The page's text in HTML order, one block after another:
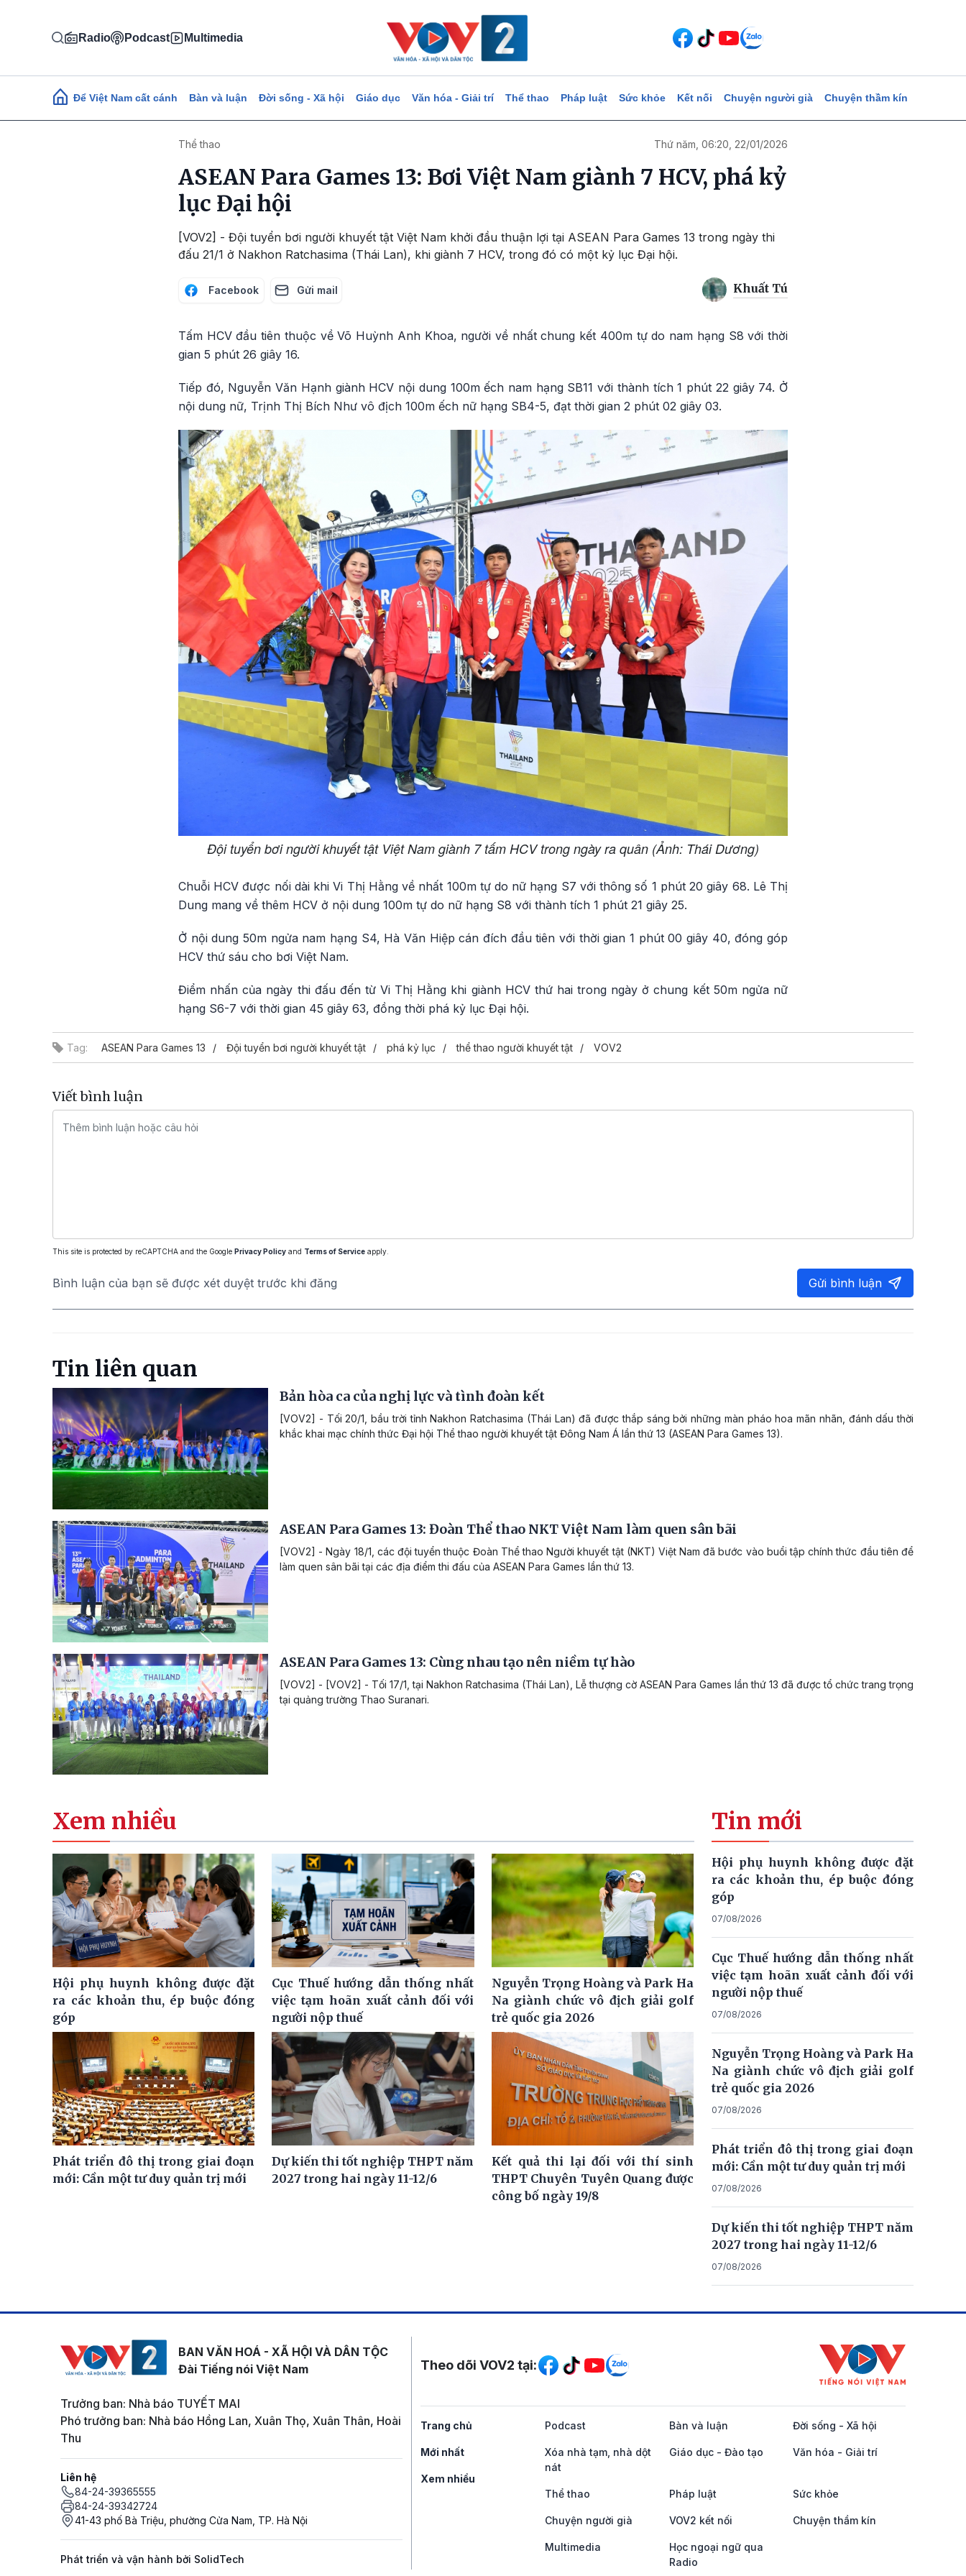
Radio Podcast Multimedia
Main navigation
Để Việt Nam cất cánh Bàn và luận Đời sống - Xã hội Giáo dục Văn hóa - Giải trí Thể thao Pháp luật Sức khỏe Kết nối Chuyện người già Chuyện thầm kín
Thể thao Thứ năm, 06:20, 22/01/2026
ASEAN Para Games 13: Bơi Việt Nam giành 7 HCV, phá kỷ
lục Đại hội
[VOV2] - Đội tuyển bơi người khuyết tật Việt Nam khởi đầu thuận lợi tại ASEAN Para Games 13 trong ngày thi
đấu 21/1 ở Nakhon Ratchasima (Thái Lan), khi giành 7 HCV, trong đó có một kỷ lục Đại hội.
Facebook Gửi mail Khuất Tú
Tấm HCV đầu tiên thuộc về Võ Huỳnh Anh Khoa, người về nhất chung kết 400m tự do nam hạng S8 với thời
gian 5 phút 26 giây 16.
Tiếp đó, Nguyễn Văn Hạnh giành HCV nội dung 100m ếch nam hạng SB11 với thành tích 1 phút 22 giây 74. Ở
nội dung nữ, Trịnh Thị Bích Như vô địch 100m ếch nữ hạng SB4-5, đạt thời gian 2 phút 02 giây 03.
Đội tuyển bơi người khuyết tật Việt Nam giành 7 tấm HCV trong ngày ra quân (Ảnh: Thái Dương)
Chuỗi HCV được nối dài khi Vi Thị Hằng về nhất 100m tự do nữ hạng S7 với thông số 1 phút 20 giây 68. Lê Thị
Dung mang về thêm HCV ở nội dung 100m tự do nữ hạng S8 với thành tích 1 phút 21 giây 25.
Ở nội dung 50m ngửa nam hạng S4, Hà Văn Hiệp cán đích đầu tiên với thời gian 1 phút 00 giây 40, đóng góp
HCV thứ sáu cho bơi Việt Nam.
Điểm nhấn của ngày thi đấu đến từ Vi Thị Hằng khi giành HCV thứ hai trong ngày ở chung kết 50m ngửa nữ
hạng S6-7 với thời gian 45 giây 63, đồng thời phá kỷ lục Đại hội.
Tag: ASEAN Para Games 13 Đội tuyển bơi người khuyết tật phá kỷ lục thể thao người khuyết tật VOV2
Viết bình luận
This site is protected by reCAPTCHA and the Google Privacy Policy and Terms of Service apply.
Bình luận của bạn sẽ được xét duyệt trước khi đăng Gửi bình luận
Tin liên quan
Bản hòa ca của nghị lực và tình đoàn kết
[VOV2] - Tối 20/1, bầu trời tỉnh Nakhon Ratchasima (Thái Lan) đã được thắp sáng bởi những màn pháo hoa mãn nhãn, đánh dấu thời
khắc khai mạc chính thức Đại hội Thể thao người khuyết tật Đông Nam Á lần thứ 13 (ASEAN Para Games 13).
ASEAN Para Games 13: Đoàn Thể thao NKT Việt Nam làm quen sân bãi
[VOV2] - Ngày 18/1, các đội tuyển thuộc Đoàn Thể thao Người khuyết tật (NKT) Việt Nam đã bước vào buổi tập chính thức đầu tiên để
làm quen sân bãi tại các địa điểm thi đấu của ASEAN Para Games lần thứ 13.
ASEAN Para Games 13: Cùng nhau tạo nên niềm tự hào
[VOV2] - [VOV2] - Tối 17/1, tại Nakhon Ratchasima (Thái Lan), Lễ thượng cờ ASEAN Para Games lần thứ 13 đã được tổ chức trang trọng
tại quảng trường Thao Suranari.
Xem nhiều
Hội phụ huynh không được đặt
ra các khoản thu, ép buộc đóng
góp
Cục Thuế hướng dẫn thống nhất
việc tạm hoãn xuất cảnh đối với
người nộp thuế
Nguyễn Trọng Hoàng và Park Ha
Na giành chức vô địch giải golf
trẻ quốc gia 2026
Phát triển đô thị trong giai đoạn
mới: Cần một tư duy quản trị mới
Dự kiến thi tốt nghiệp THPT năm
2027 trong hai ngày 11-12/6
Kết quả thi lại đối với thí sinh
THPT Chuyên Tuyên Quang được
công bố ngày 19/8
Tin mới
Hội phụ huynh không được đặt
ra các khoản thu, ép buộc đóng
góp
07/08/2026
Cục Thuế hướng dẫn thống nhất
việc tạm hoãn xuất cảnh đối với
người nộp thuế
07/08/2026
Nguyễn Trọng Hoàng và Park Ha
Na giành chức vô địch giải golf
trẻ quốc gia 2026
07/08/2026
Phát triển đô thị trong giai đoạn
mới: Cần một tư duy quản trị mới
07/08/2026
Dự kiến thi tốt nghiệp THPT năm
2027 trong hai ngày 11-12/6
07/08/2026
BAN VĂN HOÁ - XÃ HỘI VÀ DÂN TỘC
Đài Tiếng nói Việt Nam
Trưởng ban: Nhà báo TUYẾT MAI
Phó trưởng ban: Nhà báo Hồng Lan, Xuân Thọ, Xuân Thân, Hoài
Thu
Liên hệ
84-24-39365555
84-24-39342724
41-43 phố Bà Triệu, phường Cửa Nam, TP. Hà Nội
Phát triển và vận hành bởi SolidTech
Mạng xã hội
Theo dõi VOV2 tại:
Trang chủ
Mới nhất
Xem nhiều
Podcast Bàn và luận Đời sống - Xã hội
Xóa nhà tạm, nhà dột
nát
Giáo dục - Đào tạo Văn hóa - Giải trí
Thể thao Pháp luật Sức khỏe
Chuyện người già VOV2 kết nối Chuyện thầm kín
Multimedia
Học ngoại ngữ qua
Radio